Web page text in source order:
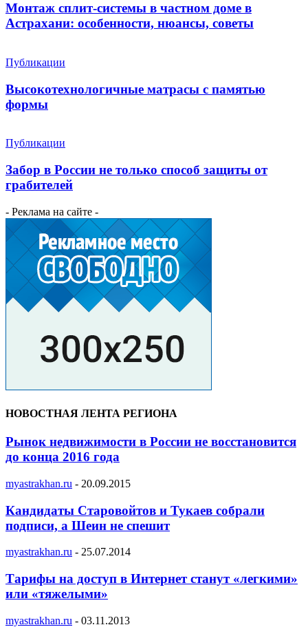
Монтаж сплит-системы в частном доме в
Астрахани: особенности, нюансы, советы
Публикации
Высокотехнологичные матрасы с памятью
формы
Публикации
Забор в России не только способ защиты от
грабителей
- Реклама на сайте -
НОВОСТНАЯ ЛЕНТА РЕГИОНА
Рынок недвижимости в России не восстановится
до конца 2016 года
myastrakhan.ru - 20.09.2015
Кандидаты Старовойтов и Тукаев собрали
подписи, а Шеин не спешит
myastrakhan.ru - 25.07.2014
Тарифы на доступ в Интернет станут «легкими»
или «тяжелыми»
myastrakhan.ru - 03.11.2013